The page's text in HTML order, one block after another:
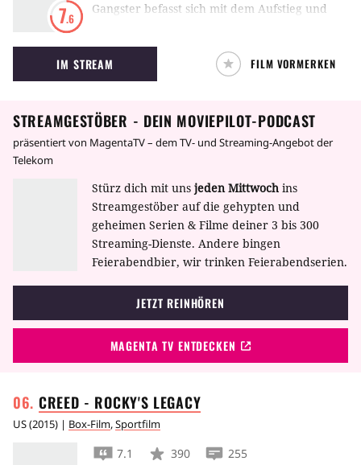
7.6
Gangster befasst sich mit dem Aufstieg und
Drogenhändlers Frank Lucas.
IM STREAM FILM VORMERKEN
STREAMGESTÖBER - DEIN MOVIEPILOT-PODCAST
präsentiert von MagentaTV – dem TV- und Streaming-Angebot der
Telekom
Stürz dich mit uns jeden Mittwoch ins
Streamgestöber auf die gehypten und
geheimen Serien & Filme deiner 3 bis 300
Streaming-Dienste. Andere bingen
Feierabendbier, wir trinken Feierabendserien.
JETZT REINHÖREN
MAGENTA TV ENTDECKEN
CREED - ROCKY'S LEGACY
US(2015) | Box-Film,Sportfilm
7.1 390 255